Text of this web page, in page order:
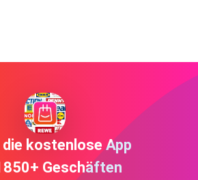
die kostenlose App
Geschäften